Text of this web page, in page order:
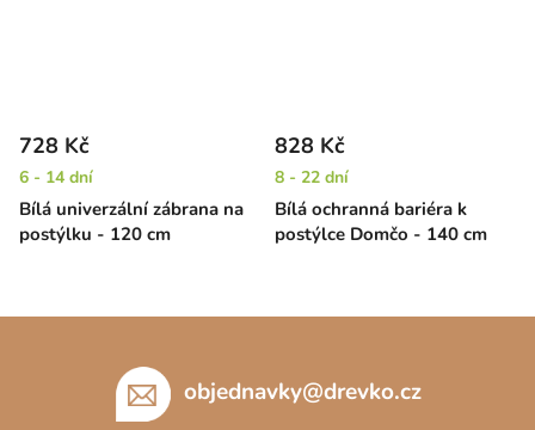
Bílá univerzální zábrana na
postýlku - 120 cm
728 Kč
6 - 14 dní
Bílá ochranná bariéra k
postýlce Domčo - 140 cm
828 Kč
8 - 22 dní
objednavky@drevko.cz